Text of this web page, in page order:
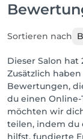
Sortieren nach
Dieser Salon
Zusätzlich
Bewertungen,
du einen
möchten wir
teilen, indem du
hilfst, fundierte